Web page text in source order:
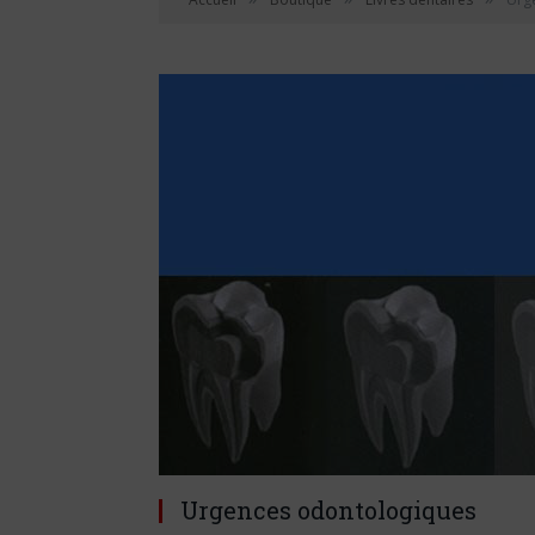
Urgences odontologiques